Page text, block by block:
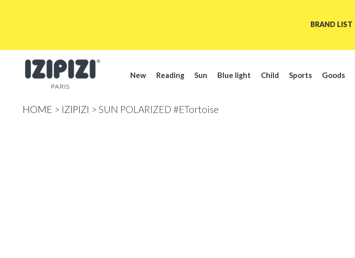
BRAND LIST
New Reading Sun Blue light Child Sports Goods
HOME IZIPIZI SUN POLARIZED #ETortoise